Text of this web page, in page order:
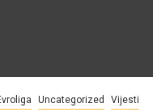
Uncategorized Vijesti